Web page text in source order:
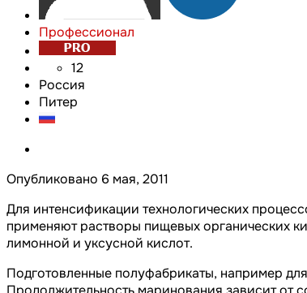
Профессионал
12
Россия
Питер
Опубликовано 6 мая, 2011
Для интенсификации технологических
применяют растворы пищевых органических
лимонной и уксусной кислот.
Подготовленные полуфабрикаты, например